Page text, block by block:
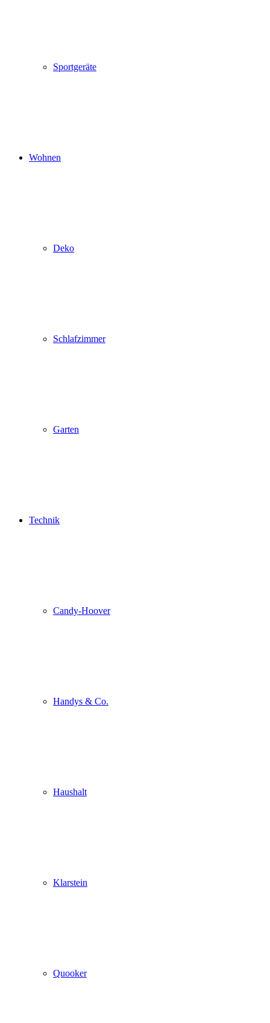
Sportgeräte
Wohnen
Deko
Schlafzimmer
Garten
Technik
Candy-Hoover
Handys & Co.
Haushalt
Klarstein
Quooker